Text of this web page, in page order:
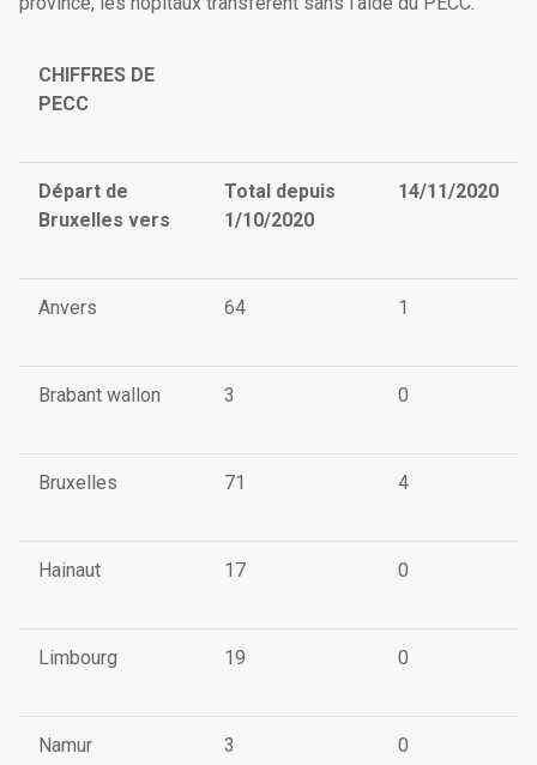
CHIFFRES DE
PECC
Départ de
Bruxelles vers
Total depuis
1/10/2020
14/11/2020
Anvers 64 1
Brabant wallon 3 0
Bruxelles 71 4
Hainaut 17 0
Limbourg 19 0
Namur 3 0